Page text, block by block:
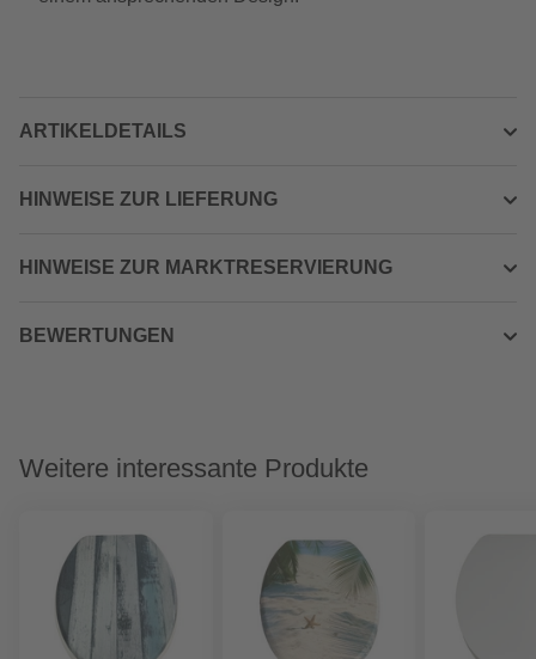
ARTIKELDETAILS
HINWEISE ZUR LIEFERUNG
HINWEISE ZUR MARKTRESERVIERUNG
BEWERTUNGEN
Weitere interessante Produkte